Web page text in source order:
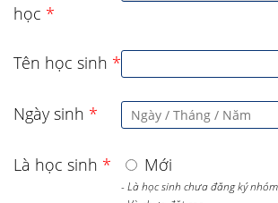
học *
Tên học sinh *
Ngày sinh *
Là học sinh * Mới
- Là học sinh chưa đăng ký